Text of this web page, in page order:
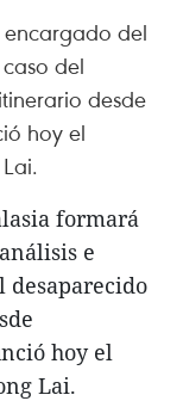
del
del
desde
hoy el
formará
e
desaparecido
hoy el
Lai.